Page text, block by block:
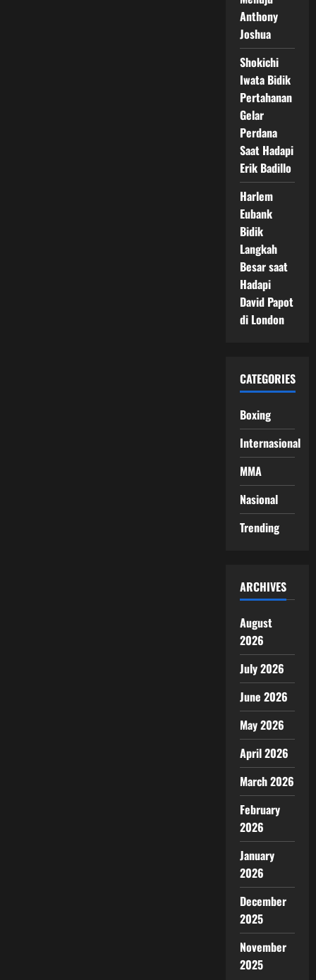
Anthony
Joshua
Shokichi
Iwata Bidik
Pertahanan
Gelar
Perdana
Saat Hadapi
Erik Badillo
Harlem
Eubank
Bidik
Langkah
Besar saat
Hadapi
David Papot
di London
CATEGORIES
Boxing
Internasional
MMA
Nasional
Trending
ARCHIVES
August
2026
July 2026
June 2026
May 2026
April 2026
March 2026
February
2026
January
2026
December
2025
November
2025